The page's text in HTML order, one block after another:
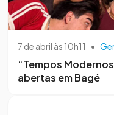
7 de abril às 10h11 •
“Tempos
abertas em Bagé